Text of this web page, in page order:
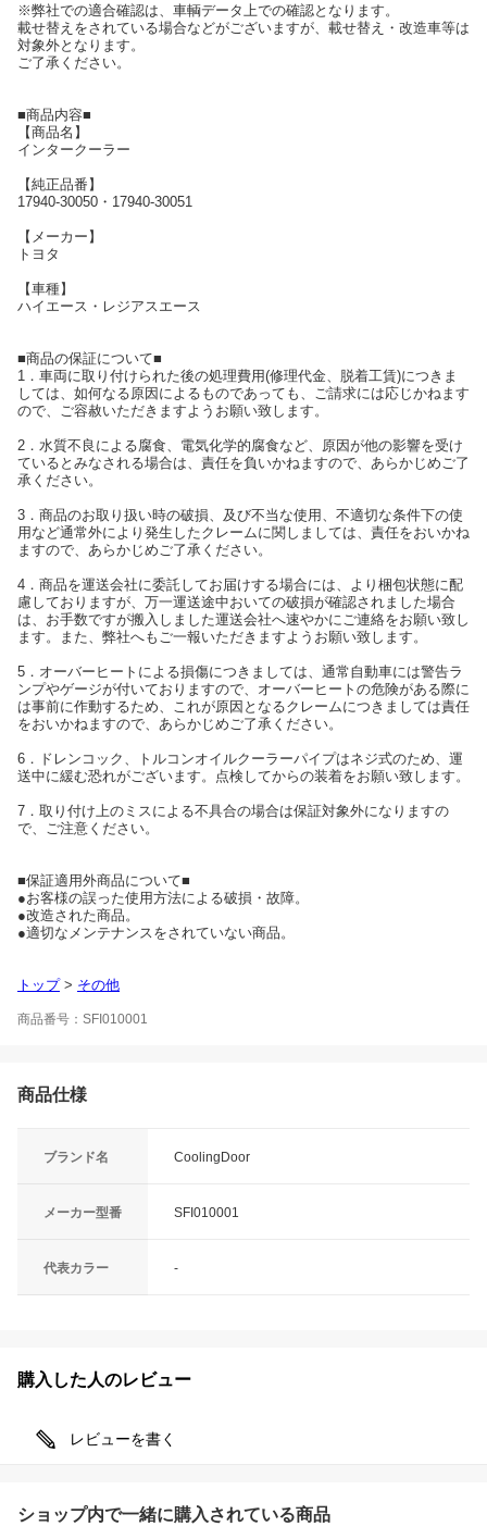
※弊社での適合確認は、車輌データ上での確認となります。
載せ替えをされている場合などがございますが、載せ替え・改造車等は
対象外となります。
ご了承ください。
■商品内容■
【商品名】
インタークーラー
【純正品番】
17940-30050・17940-30051
【メーカー】
トヨタ
【車種】
ハイエース・レジアスエース
■商品の保証について■
1．車両に取り付けられた後の処理費用(修理代金、脱着工賃)につきま
しては、如何なる原因によるものであっても、ご請求には応じかねます
ので、ご容赦いただきますようお願い致します。
2．水質不良による腐食、電気化学的腐食など、原因が他の影響を受け
ているとみなされる場合は、責任を負いかねますので、あらかじめご了
承ください。
3．商品のお取り扱い時の破損、及び不当な使用、不適切な条件下の使
用など通常外により発生したクレームに関しましては、責任をおいかね
ますので、あらかじめご了承ください。
4．商品を運送会社に委託してお届けする場合には、より梱包状態に配
慮しておりますが、万一運送途中おいての破損が確認されました場合
は、お手数ですが搬入しました運送会社へ速やかにご連絡をお願い致し
ます。また、弊社へもご一報いただきますようお願い致します。
5．オーバーヒートによる損傷につきましては、通常自動車には警告ラ
ンプやゲージが付いておりますので、オーバーヒートの危険がある際に
は事前に作動するため、これが原因となるクレームにつきましては責任
をおいかねますので、あらかじめご了承ください。
6．ドレンコック、トルコンオイルクーラーパイプはネジ式のため、運
送中に緩む恐れがございます。点検してからの装着をお願い致します。
7．取り付け上のミスによる不具合の場合は保証対象外になりますの
で、ご注意ください。
■保証適用外商品について■
●お客様の誤った使用方法による破損・故障。
●改造された商品。
●適切なメンテナンスをされていない商品。
トップ> その他
商品番号：SFI010001
商品仕様
ブランド名 CoolingDoor
メーカー型番 SFI010001
代表カラー -
購入した人のレビュー
レビューを書く
ショップ内で一緒に購入されている商品